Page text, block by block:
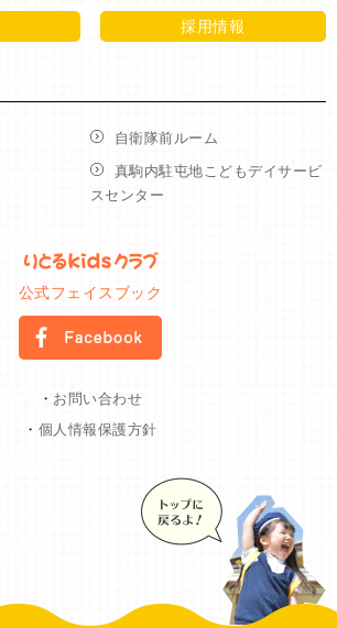
採用情報
自衛隊前ルーム
真駒内駐屯地こどもデイサービ
スセンター
公式フェイスブック
・ お問い合わせ
・ 個人情報保護方針